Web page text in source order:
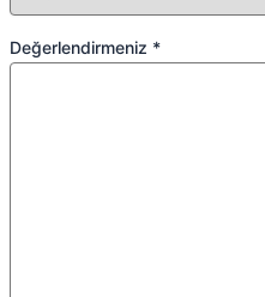
Değerlendirmeniz *